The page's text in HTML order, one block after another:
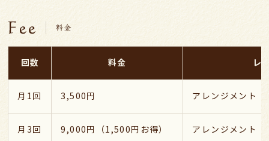
回数 料金 レ
月1回 3,500円 アレンジメント
月3回 9,000円（1,500円お得） アレンジメント